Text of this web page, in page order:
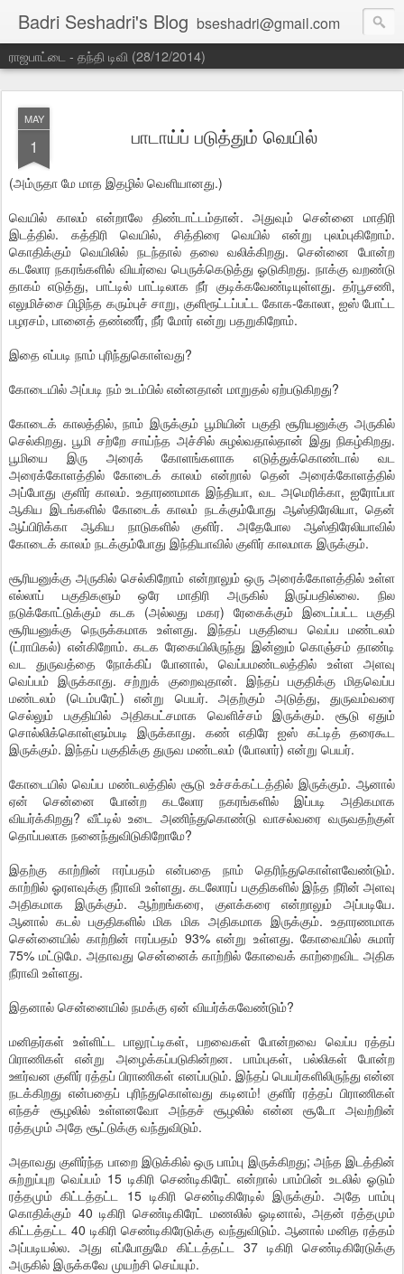
Badri Seshadri's Blog bseshadri@gmail.com
ராஜபாட்டை - தந்தி டிவி (28/12/2014)
MAY
1 பாடாய்ப் படுத்தும் வெயில்
(அம்ருதா மே மாத இதழில் வெளியானது.)
வெயில் காலம் என்றாலே திண்டாட்டம்தான். அதுவும் சென்னை மாதிரி
இடத்தில். கத்திரி வெயில், சித்திரை வெயில் என்று புலம்புகிறோம்.
கொதிக்கும் வெயிலில் நடந்தால் தலை வலிக்கிறது. சென்னை போன்ற
கடலோர நகரங்களில் வியர்வை பெருக்கெடுத்து ஓடுகிறது. நாக்கு வறண்டு
தாகம் எடுத்து, பாட்டில் பாட்டிலாக நீர் குடிக்கவேண்டியுள்ளது. தர்பூசணி,
எலுமிச்சை பிழிந்த கரும்புச் சாறு, குளிரூட்டப்பட்ட கோக-கோலா, ஐஸ் போட்ட
பழரசம், பானைத் தண்ணீர், நீர் மோர் என்று பதறுகிறோம்.
இதை எப்படி நாம் புரிந்துகொள்வது?
கோடையில் அப்படி நம் உடம்பில் என்னதான் மாறுதல் ஏற்படுகிறது?
கோடைக் காலத்தில், நாம் இருக்கும் பூமியின் பகுதி சூரியனுக்கு அருகில்
செல்கிறது. பூமி சற்றே சாய்ந்த அச்சில் சுழல்வதால்தான் இது நிகழ்கிறது.
பூமியை இரு அரைக் கோளங்களாக எடுத்துக்கொண்டால் வட
அரைக்கோளத்தில் கோடைக் காலம் என்றால் தென் அரைக்கோளத்தில்
அப்போது குளிர் காலம். உதாரணமாக இந்தியா, வட அமெரிக்கா, ஐரோப்பா
ஆகிய இடங்களில் கோடைக் காலம் நடக்கும்போது ஆஸ்திரேலியா, தென்
ஆப்பிரிக்கா ஆகிய நாடுகளில் குளிர். அதேபோல ஆஸ்திரேலியாவில்
கோடைக் காலம் நடக்கும்போது இந்தியாவில் குளிர் காலமாக இருக்கும்.
சூரியனுக்கு அருகில் செல்கிறோம் என்றாலும் ஒரு அரைக்கோளத்தில் உள்ள
எல்லாப் பகுதிகளும் ஒரே மாதிரி அருகில் இருப்பதில்லை. நில
நடுக்கோட்டுக்கும் கடக (அல்லது மகர) ரேகைக்கும் இடைப்பட்ட பகுதி
சூரியனுக்கு நெருக்கமாக உள்ளது. இந்தப் பகுதியை வெப்ப மண்டலம்
(ட்ராபிகல்) என்கிறோம். கடக ரேகையிலிருந்து இன்னும் கொஞ்சம் தாண்டி
வட துருவத்தை நோக்கிப் போனால், வெப்பமண்டலத்தில் உள்ள அளவு
வெப்பம் இருக்காது. சற்றுக் குறைவுதான். இந்தப் பகுதிக்கு மிதவெப்ப
மண்டலம் (டெம்பரேட்) என்று பெயர். அதற்கும் அடுத்து, துருவம்வரை
செல்லும் பகுதியில் அதிகபட்சமாக வெளிச்சம் இருக்கும். சூடு ஏதும்
சொல்லிக்கொள்ளும்படி இருக்காது. கண் எதிரே ஐஸ் கட்டித் தரைகூட
இருக்கும். இந்தப் பகுதிக்கு துருவ மண்டலம் (போலார்) என்று பெயர்.
கோடையில் வெப்ப மண்டலத்தில் சூடு உச்சக்கட்டத்தில் இருக்கும். ஆனால்
ஏன் சென்னை போன்ற கடலோர நகரங்களில் இப்படி அதிகமாக
வியர்க்கிறது? வீட்டில் உடை அணிந்துகொண்டு வாசல்வரை வருவதற்குள்
தொப்பலாக நனைந்துவிடுகிறோமே?
இதற்கு காற்றின் ஈரப்பதம் என்பதை நாம் தெரிந்துகொள்ளவேண்டும்.
காற்றில் ஓரளவுக்கு நீராவி உள்ளது. கடலோரப் பகுதிகளில் இந்த நீரின் அளவு
அதிகமாக இருக்கும். ஆற்றங்கரை, குளக்கரை என்றாலும் அப்படியே.
ஆனால் கடல் பகுதிகளில் மிக மிக அதிகமாக இருக்கும். உதாரணமாக
சென்னையில் காற்றின் ஈரப்பதம் 93% என்று உள்ளது. கோவையில் சுமார்
75% மட்டுமே. அதாவது சென்னைக் காற்றில் கோவைக் காற்றைவிட அதிக
நீராவி உள்ளது.
இதனால் சென்னையில் நமக்கு ஏன் வியர்க்கவேண்டும்?
மனிதர்கள் உள்ளிட்ட பாலூட்டிகள், பறவைகள் போன்றவை வெப்ப ரத்தப்
பிராணிகள் என்று அழைக்கப்படுகின்றன. பாம்புகள், பல்லிகள் போன்ற
ஊர்வன குளிர் ரத்தப் பிராணிகள் எனப்படும். இந்தப் பெயர்களிலிருந்து என்ன
நடக்கிறது என்பதைப் புரிந்துகொள்வது கடினம்! குளிர் ரத்தப் பிராணிகள்
எந்தச் சூழலில் உள்ளனவோ அந்தச் சூழலில் என்ன சூடோ அவற்றின்
ரத்தமும் அதே சூட்டுக்கு வந்துவிடும்.
அதாவது குளிர்ந்த பாறை இடுக்கில் ஒரு பாம்பு இருக்கிறது; அந்த இடத்தின்
சுற்றுப்புற வெப்பம் 15 டிகிரி செண்டிகிரேட் என்றால் பாம்பின் உடலில் ஓடும்
ரத்தமும் கிட்டத்தட்ட 15 டிகிரி செண்டிகிரேடில் இருக்கும். அதே பாம்பு
கொதிக்கும் 40 டிகிரி செண்டிகிரேட் மணலில் ஓடினால், அதன் ரத்தமும்
கிட்டத்தட்ட 40 டிகிரி செண்டிகிரேடுக்கு வந்துவிடும். ஆனால் மனித ரத்தம்
அப்படியல்ல. அது எப்போதுமே கிட்டத்தட்ட 37 டிகிரி செண்டிகிரேடுக்கு
அருகில் இருக்கவே முயற்சி செய்யும்.